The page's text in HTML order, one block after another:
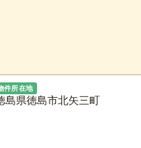
件所在地
島県徳島市北矢三町